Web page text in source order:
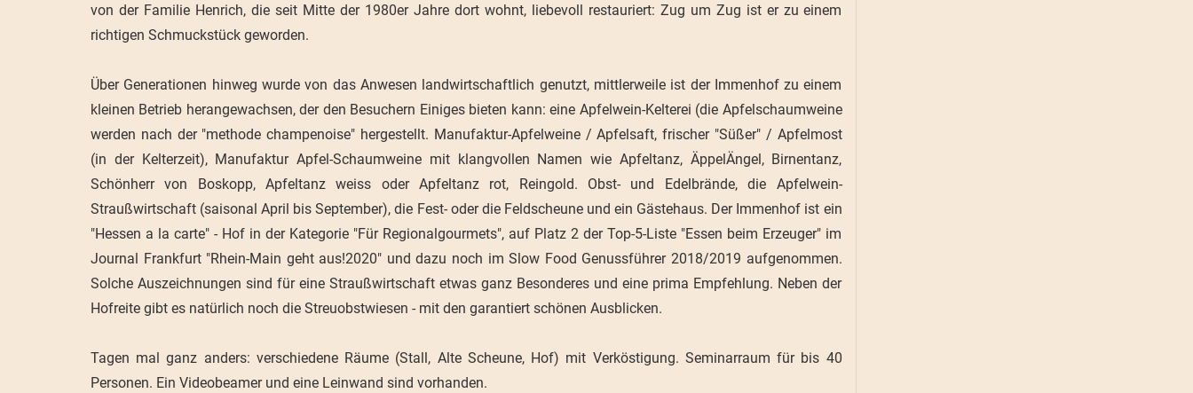
von der Familie Henrich, die seit Mitte der 1980er Jahre dort wohnt, liebevoll restauriert: Zug um Zug ist er zu einem
richtigen Schmuckstück geworden.
Über Generationen hinweg wurde von das Anwesen landwirtschaftlich genutzt, mittlerweile ist der Immenhof zu einem
kleinen Betrieb herangewachsen, der den Besuchern Einiges bieten kann: eine Apfelwein-Kelterei (die Apfelschaumweine
werden nach der "methode champenoise" hergestellt. Manufaktur-Apfelweine / Apfelsaft, frischer "Süßer" / Apfelmost
(in der Kelterzeit), Manufaktur Apfel-Schaumweine mit klangvollen Namen wie Apfeltanz, ÄppelÄngel, Birnentanz,
Schönherr von Boskopp, Apfeltanz weiss oder Apfeltanz rot, Reingold. Obst- und Edelbrände, die Apfelwein-
Straußwirtschaft (saisonal April bis September), die Fest- oder die Feldscheune und ein Gästehaus. Der Immenhof ist ein
"Hessen a la carte" - Hof in der Kategorie "Für Regionalgourmets", auf Platz 2 der Top-5-Liste "Essen beim Erzeuger" im
Journal Frankfurt "Rhein-Main geht aus!2020" und dazu noch im Slow Food Genussführer 2018/2019 aufgenommen.
Solche Auszeichnungen sind für eine Straußwirtschaft etwas ganz Besonderes und eine prima Empfehlung. Neben der
Hofreite gibt es natürlich noch die Streuobstwiesen - mit den garantiert schönen Ausblicken.
Tagen mal ganz anders: verschiedene Räume (Stall, Alte Scheune, Hof) mit Verköstigung. Seminarraum für bis 40
Personen. Ein Videobeamer und eine Leinwand sind vorhanden.